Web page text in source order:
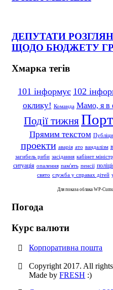
ДЕПУТАТИ
ЩОДО БЮДЖЕТУ
Хмарка тегів
101 інформує 102
оклику! Команда Мамо, я в
Події тижня
Прямим текстом
проекти аварія ато вандалізм
загибель риби засідання кабінет
ситуація опалення пам'ять пенсії
свято служба у справах дітей
Для показа облака WP-
Погода
Курс валюти
Корпоративна пошта
Copyright 2017. All rights
Made byFRESH :)